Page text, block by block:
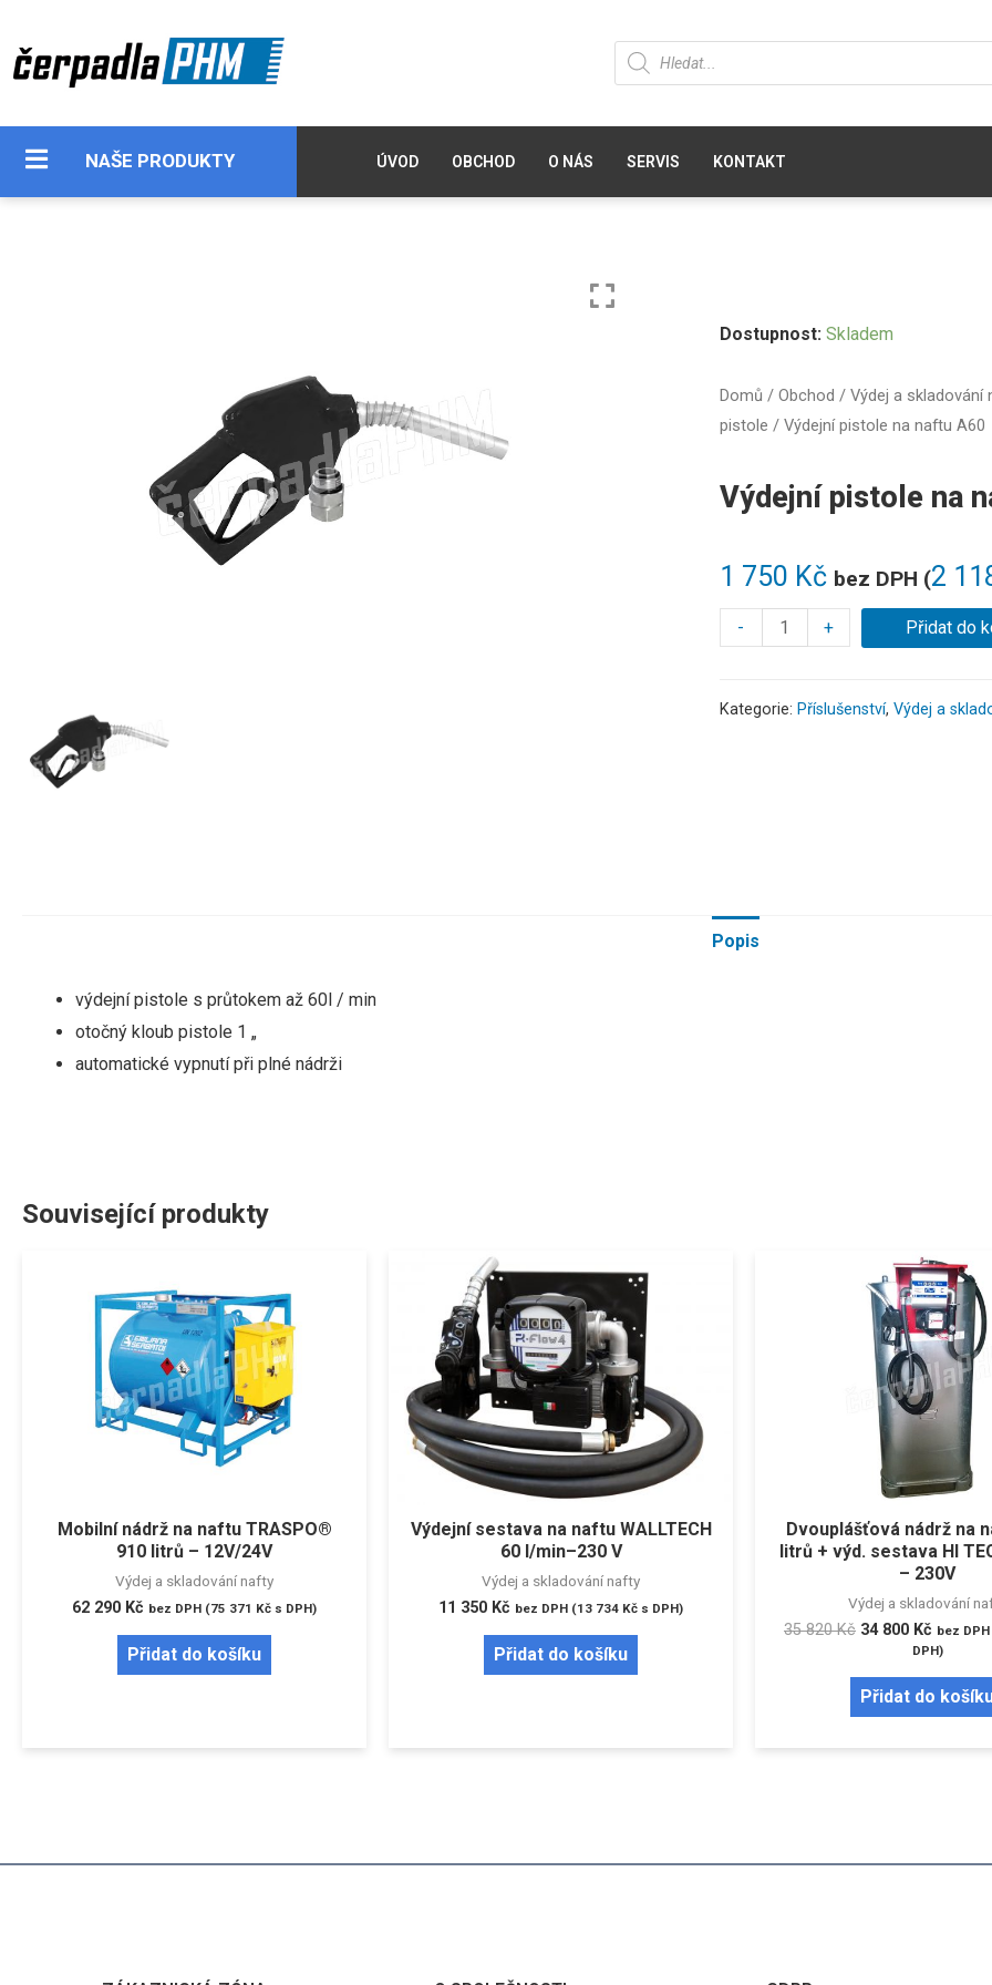
NAŠE PRODUKTY ÚVOD OBCHOD O NÁS SERVIS KONTAKT
Domů / Obchod / Výdej a skladování
pistole / Výdejní pistole na naftu A60
Výdejní pistole na
1 750 Kč bez DPH (2
Dostupnost: Skladem
- + Přidat do
Kategorie: Příslušenství, Výdej a
Popis
výdejní pistole s průtokem až 60l / min
otočný kloub pistole 1 „
automatické vypnutí při plné nádrži
Související produkty
Mobilní nádrž na naftu TRASPO®
910 litrů – 12V/24V
Výdej a skladování nafty
62 290 Kč bez DPH (75 371 Kč s DPH)
Přidat do košíku
Výdejní sestava na naftu WALLTECH
60 l/min–230 V
Výdej a skladování nafty
11 350 Kč bez DPH (13 734 Kč s DPH)
Přidat do košíku
Dvouplášťová nádrž na
litrů + výd. sestava HI
– 230V
Výdej a skladování
35 820Kč 34 800 Kč bez
DPH)
Přidat do